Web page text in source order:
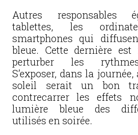
Autres responsables
tablettes, les
smartphones qui
bleue. Cette dernière est
perturber les
S’exposer, dans la
soleil serait un bon
contrecarrer les effets
lumière bleue des
utilisés en soirée.